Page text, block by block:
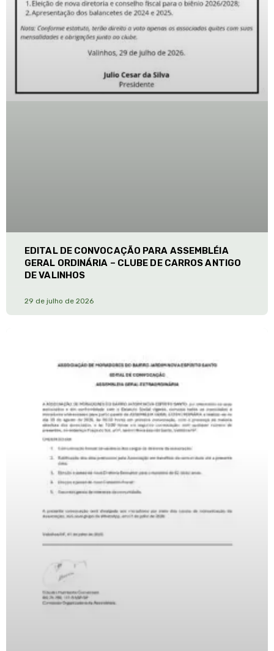
EDITAL DE CONVOCAÇÃO PARA ASSEMBLÉIA
GERAL ORDINÁRIA – CLUBE DE CARROS ANTIGO
DE VALINHOS
29 de julho de 2026